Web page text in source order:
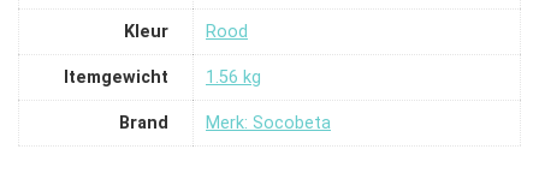
Kleur ‎Rood
Itemgewicht ‎1.56 kg
Brand Merk: Socobeta